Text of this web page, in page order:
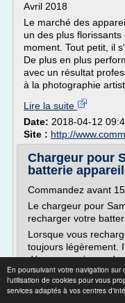
En poursuivant votre navigation sur
l'utilisation de cookies pour vous
services adaptés à vos centres
Avril 2018
Le marché des
un des plus
moment. Tout petit, il
De plus en plus
avec un résultat
à la photographie
Lire la suite
Date: 2018-04-12
Site : http://
Chargeur pour
batterie
Commandez avant
Le chargeur pour
recharger votre
Lorsque vous
toujours légèrement.
dégage au niveau du
votre appareil photo !
En disposant d'un